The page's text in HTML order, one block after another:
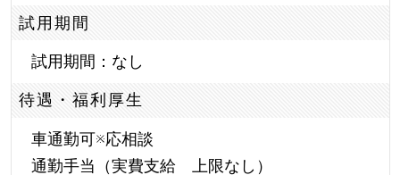
試用期間
試用期間：なし
待遇・福利厚生
車通勤可※応相談
通勤手当（実費支給 上限なし）